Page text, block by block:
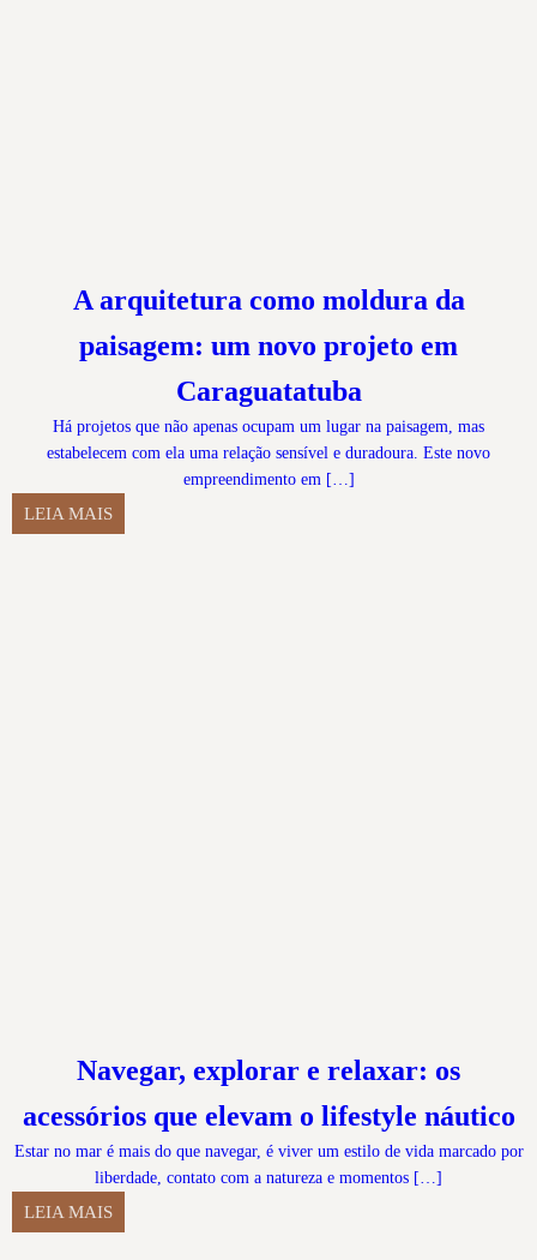
A arquitetura como moldura da
paisagem: um novo projeto em
Caraguatatuba
Há projetos que não apenas ocupam um lugar na paisagem, mas
estabelecem com ela uma relação sensível e duradoura. Este novo
empreendimento em […]
LEIA MAIS
Navegar, explorar e relaxar: os
acessórios que elevam o lifestyle náutico
Estar no mar é mais do que navegar, é viver um estilo de vida marcado por
liberdade, contato com a natureza e momentos […]
LEIA MAIS